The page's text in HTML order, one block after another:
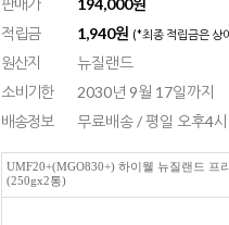
판매가
194,000원
적립금
1,940원 (*최종 적립금은 상
원산지
뉴질랜드
소비기한
2030년 9월 17일까지
배송정보
무료배송 / 평일 오후4
UMF20+(MGO830+) 하이웰 뉴질랜드 프
(250gx2통)